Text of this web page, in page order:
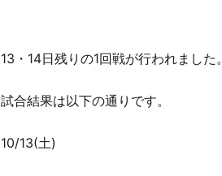
13・14日残りの1回戦が行われました。
試合結果は以下の通りです。
10/13(土)